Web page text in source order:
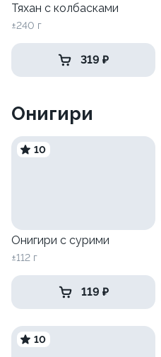
Тяхан с колбасками
±240 г
319 ₽
Онигири
10
Онигири с сурими
±112 г
119 ₽
10